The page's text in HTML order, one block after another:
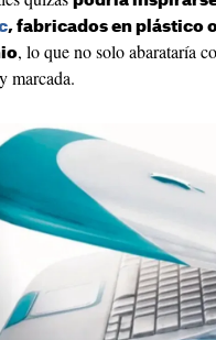
, fabricados en plástico
, lo que no solo abarataría
marcada.